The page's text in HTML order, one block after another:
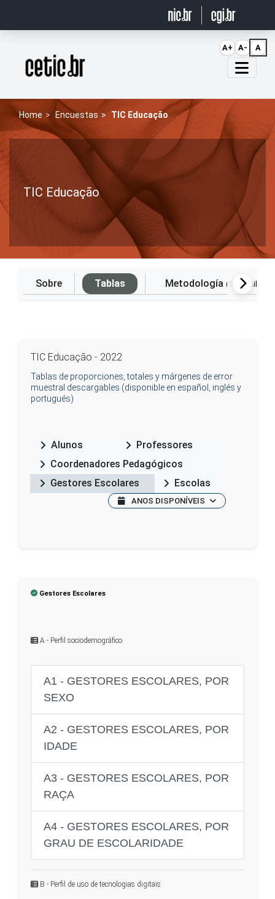
Página inicial
Home Encuestas TIC Educação
TIC Educação
Sobre Tablas Metodología (Disponible
TIC Educação - 2022
Tablas de proporciones, totales y márgenes de error
muestral descargables (disponible en español, inglés y
portugués)
Alunos
Professores
Coordenadores Pedagógicos
Gestores Escolares
Escolas
ANOS DISPONÍVEIS
Gestores Escolares
A - Perfil sociodemográfico
A1 - GESTORES ESCOLARES, POR
SEXO
A2 - GESTORES ESCOLARES, POR
IDADE
A3 - GESTORES ESCOLARES, POR
RAÇA
A4 - GESTORES ESCOLARES, POR
GRAU DE ESCOLARIDADE
B - Perfil de uso de tecnologias digitais
A+ A- A